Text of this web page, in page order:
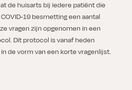
de huisarts bij iedere patiënt die
19 besmetting een aantal
vragen zijn opgenomen in een
Dit protocol is vanaf heden
de vorm van een korte vragenlijst.